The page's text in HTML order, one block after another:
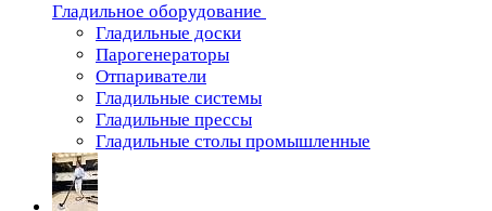
Гладильное оборудование
Гладильные доски
Парогенераторы
Отпариватели
Гладильные системы
Гладильные прессы
Гладильные столы промышленные